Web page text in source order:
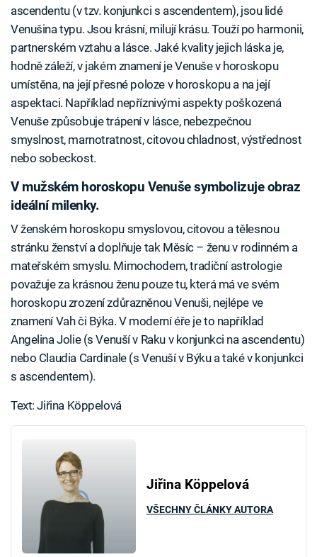
ascendentu (v tzv. konjunkci s ascendentem), jsou lidé
Venušina typu. Jsou krásní, milují krásu. Touží po harmonii,
partnerském vztahu a lásce. Jaké kvality jejich láska je,
hodně záleží, v jakém znamení je Venuše v horoskopu
umístěna, na její přesné poloze v horoskopu a na její
aspektaci. Například nepříznivými aspekty poškozená
Venuše způsobuje trápení v lásce, nebezpečnou
smyslnost, marnotratnost, citovou chladnost, výstřednost
nebo sobeckost.
V mužském horoskopu Venuše symbolizuje obraz
ideální milenky.
V ženském horoskopu smyslovou, citovou a tělesnou
stránku ženství a doplňuje tak Měsíc – ženu v rodinném a
mateřském smyslu. Mimochodem, tradiční astrologie
považuje za krásnou ženu pouze tu, která má ve svém
horoskopu zrození zdůrazněnou Venuši, nejlépe ve
znamení Vah či Býka. V moderní éře je to například
Angelina Jolie (s Venuší v Raku v konjunkci na ascendentu)
nebo Claudia Cardinale (s Venuší v Býku a také v konjunkci
s ascendentem).
Text: Jiřina Köppelová
Jiřina Köppelová
VŠECHNY ČLÁNKY AUTORA